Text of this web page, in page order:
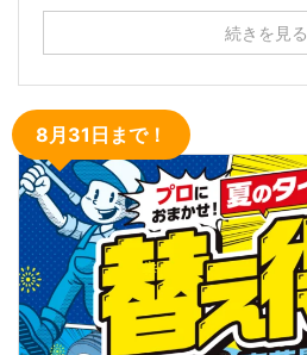
続きを見る
8月31日まで！